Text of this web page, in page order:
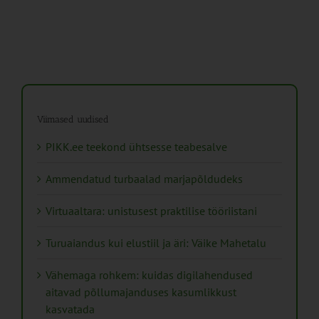
Viimased uudised
PIKK.ee teekond ühtsesse teabesalve
Ammendatud turbaalad marjapõldudeks
Virtuaaltara: unistusest praktilise tööriistani
Turuaiandus kui elustiil ja äri: Väike Mahetalu
Vähemaga rohkem: kuidas digilahendused
aitavad põllumajanduses kasumlikkust
kasvatada